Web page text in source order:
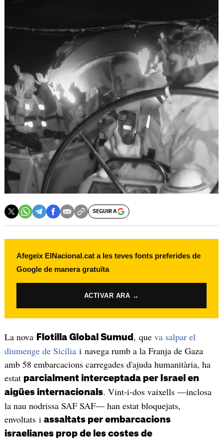
SEGUIR A
Afegeix ElNacional.cat a les teves fonts preferides de
Google de manera gratuïta
ACTIVAR ARA →
La nova Flotilla Global Sumud , que va salpar el
diumenge de Sicíliai navega rumb a la Franja de Gaza
amb 58 embarcacions carregades d'ajuda humanitària, ha
estat parcialment interceptada per Israel en
aigües internacionals. Vint-i-dos vaixells —inclosa
la nau nodrissa SAF SAF— han estat bloquejats,
envoltats i assaltats per embarcacions
israelianes prop de les costes de